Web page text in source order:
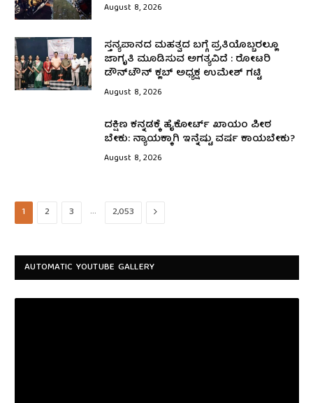
August 8, 2026
ಸ್ತನ್ಯಪಾನದ ಮಹತ್ವದ ಬಗ್ಗೆ ಪ್ರತಿಯೊಬ್ಬರಲ್ಲೂ
ಜಾಗೃತಿ ಮೂಡಿಸುವ ಅಗತ್ಯವಿದೆ : ರೋಟರಿ
ಡೌನ್‌ಟೌನ್ ಕ್ಲಬ್ ಅಧ್ಯಕ್ಷ ಉಮೇಶ್‌ ಗಟ್ಟಿ
August 8, 2026
ದಕ್ಷಿಣ ಕನ್ನಡಕ್ಕೆ ಹೈಕೋರ್ಟ್ ಖಾಯಂ ಪೀಠ
ಬೇಕು: ನ್ಯಾಯಕ್ಕಾಗಿ ಇನ್ನೆಷ್ಟು ವರ್ಷ ಕಾಯಬೇಕು?
August 8, 2026
1 2 3 … 2,053 Next
AUTOMATIC YOUTUBE GALLERY